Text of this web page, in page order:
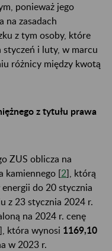
ponieważ jego
na zasadach
z tym osoby, które
styczeń i luty, w marcu
różnicy między kwotą
z tytułu prawa
ZUS oblicza na
kamiennego [2], którą
do 20 stycznia
z 23 stycznia 2024 r.
na 2024 r. cenę
], która wynosi 1169,10
w 2023 r.